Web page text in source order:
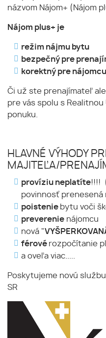
názvom Nájom+ (Nájom
Nájom plus+ je
režim nájmu bytu
bezpečný pre
korektný pre nájomcu
Či už ste prenajímateľ
pre vás spolu s Realitnou
ponuku.
HLAVNÉ VÝHODY
MAJITEĽA/
províziu neplatíte!!!!
povinnosť prenesená
poistenie bytu voči
preverenie nájomcu
nová "
férové rozpočítanie
a oveľa viac.....
Poskytujeme novú
SR